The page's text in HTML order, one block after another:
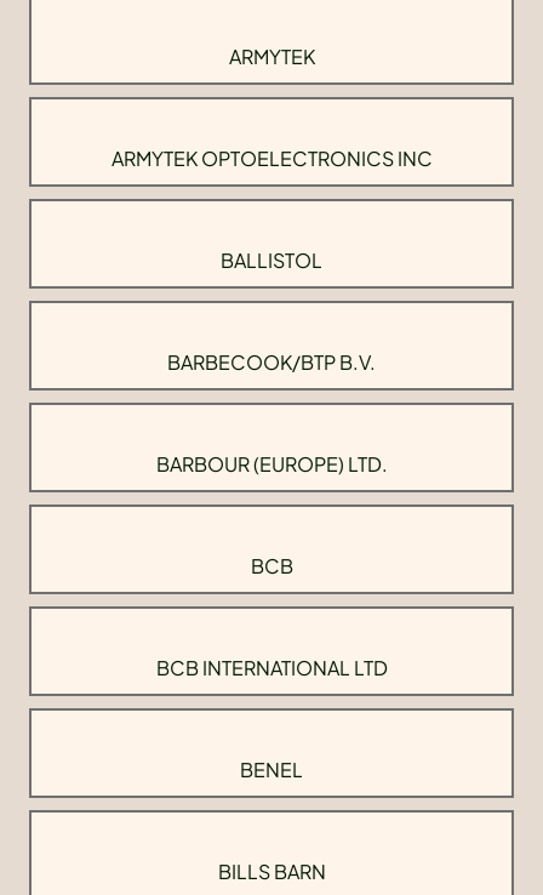
ARMYTEK
ARMYTEK OPTOELECTRONICS INC
BALLISTOL
BARBECOOK/BTP B.V.
BARBOUR (EUROPE) LTD.
BCB
BCB INTERNATIONAL LTD
BENEL
BILLS BARN